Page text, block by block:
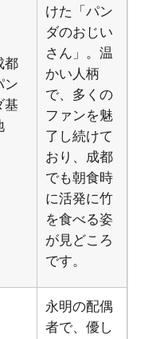
都
ン
基
けた「パン
ダのおじい
さん」。温
かい人柄
で、多くの
ファンを魅
了し続けて
おり、成都
でも朝食時
に活発に竹
を食べる姿
が見どころ
です。
永明の配偶
者で、優し